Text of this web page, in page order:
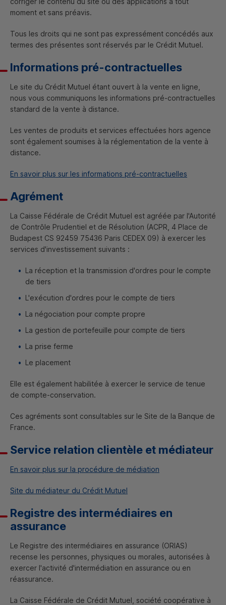
moment et sans préavis.
Tous les droits qui ne sont pas expressément concédés aux
termes des présentes sont réservés par le Crédit Mutuel.
Informations pré-contractuelles
Le site du Crédit Mutuel étant ouvert à la vente en ligne,
nous vous communiquons les informations pré-contractuelles
standard de la vente à distance.
Les ventes de produits et services effectuées hors agence
sont également soumises à la réglementation de la vente à
distance.
En savoir plus sur les informations pré-contractuelles
Agrément
La Caisse Fédérale de Crédit Mutuel est agréée par l'Autorité
de Contrôle Prudentiel et de Résolution (ACPR, 4 Place de
Budapest CS 92459 75436 Paris CEDEX 09) à exercer les
services d'investissement suivants :
La réception et la transmission d'ordres pour le compte
de tiers
L'exécution d'ordres pour le compte de tiers
La négociation pour compte propre
La gestion de portefeuille pour compte de tiers
La prise ferme
Le placement
Elle est également habilitée à exercer le service de tenue
de compte-conservation.
Ces agréments sont consultables sur le Site de la Banque de
France.
Service relation clientèle et médiateur
En savoir plus sur la procédure de médiation
Site du médiateur du Crédit Mutuel
Registre des intermédiaires en
assurance
Le Registre des intermédiaires en assurance (ORIAS)
recense les personnes, physiques ou morales, autorisées à
exercer l'activité d'intermédiation en assurance ou en
réassurance.
La Caisse Fédérale de Crédit Mutuel, société coopérative à